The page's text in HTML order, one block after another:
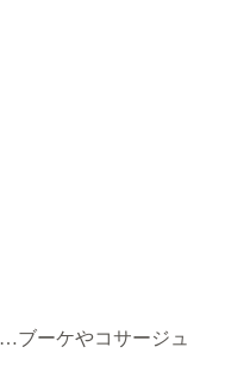
ブーケやコサージュ